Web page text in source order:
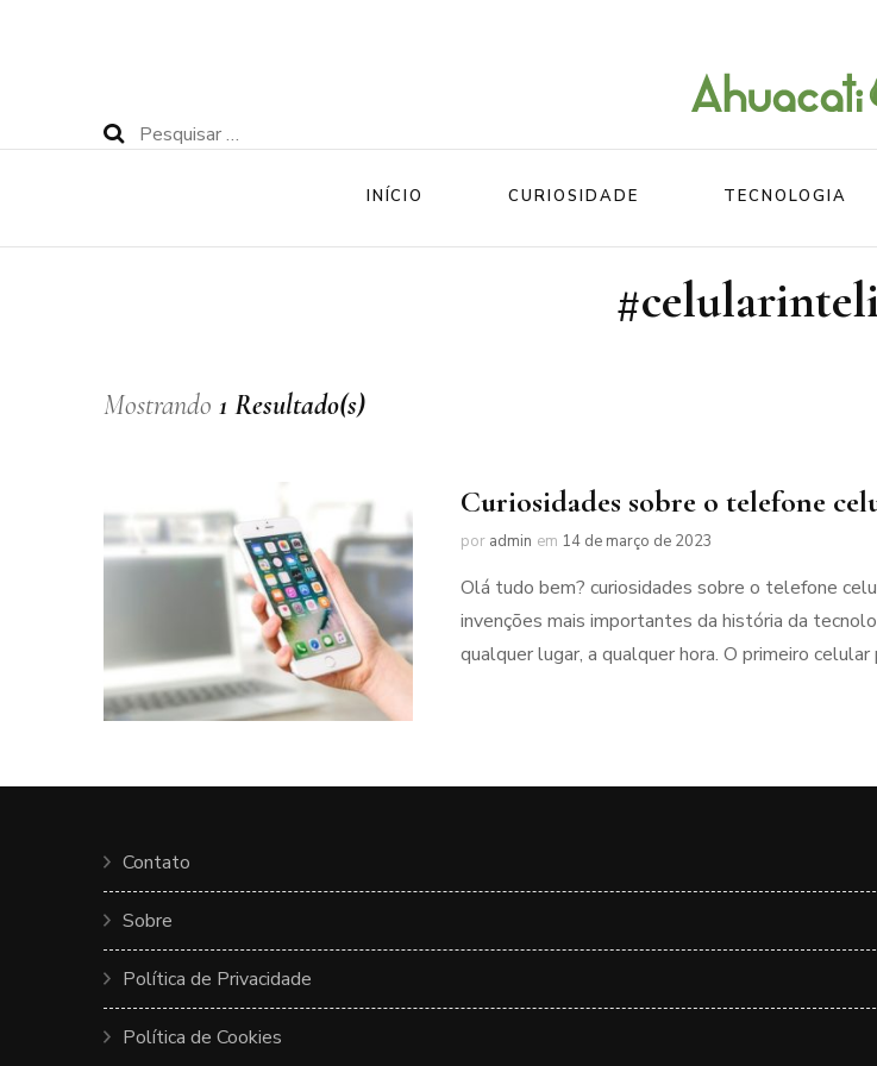
Pesquisar
O melhor da Internet em um só
INÍCIO CURIOSIDADE TECNOLOGIA
Mostrando 1 Resultado(s)
Curiosidades sobre o telefone
por admin em 14 de março de 2023
Olá tudo bem? curiosidades sobre o telefone
invenções mais importantes da história da
qualquer lugar, a qualquer hora. O primeiro
Contato
Sobre
Política de Privacidade
Política de Cookies